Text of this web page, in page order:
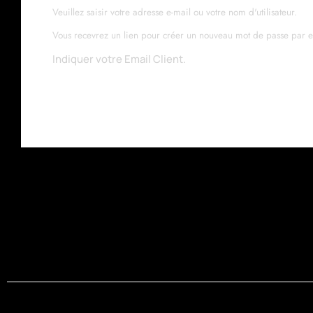
Veuillez saisir votre adresse e-mail ou votre nom d'utilisateur.
Vous recevrez un lien pour créer un nouveau mot de passe par
Indiquer votre Email Client.